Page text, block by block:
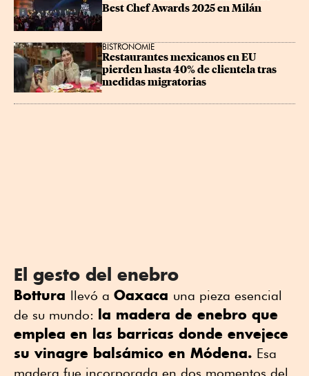
Best Chef Awards 2025 en Milán
BISTRONOMIE
Restaurantes mexicanos en EU
pierden hasta 40% de clientela tras
medidas migratorias
El gesto del enebro
Bottura llevó a Oaxaca una pieza esencial
de su mundo: la madera de enebro que
emplea en las barricas donde envejece
su vinagre balsámico en Módena. Esa
madera fue incorporada en dos momentos del